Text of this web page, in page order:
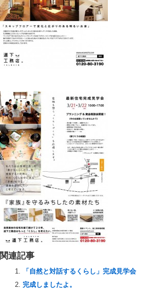
関連記事
「自然と対話するくらし」完成見学会
完成しましたよ。